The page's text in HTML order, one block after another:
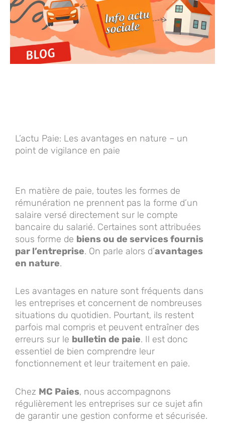
L’actu Paie: Les avantages en nature – un
point de vigilance en paie
En matière de paie, toutes les formes de
rémunération ne prennent pas la forme d’un
salaire versé directement sur le compte
bancaire du salarié. Certaines sont attribuées
sous forme de biens ou de services fournis
par l’entreprise. On parle alors d’avantages
en nature.
Les avantages en nature sont fréquents dans
les entreprises et concernent de nombreuses
situations du quotidien. Pourtant, ils restent
parfois mal compris et peuvent entraîner des
erreurs sur le bulletin de paie. Il est donc
essentiel de bien comprendre leur
fonctionnement et leur traitement en paie.
Chez MC Paies, nous accompagnons
régulièrement les entreprises sur ce sujet afin
de garantir une gestion conforme et sécurisée.